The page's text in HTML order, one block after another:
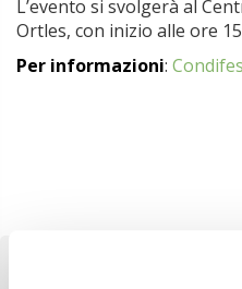
L’evento si svolgerà al
Ortles, con inizio alle ore
Per informazioni: